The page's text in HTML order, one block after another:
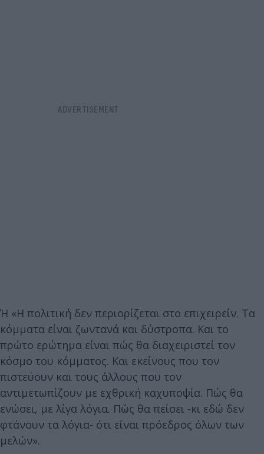
Ή «Η πολιτική δεν περιορίζεται στο επιχειρείν. Τα
κόμματα είναι ζωντανά και δύστροπα. Και το
πρώτο ερώτημα είναι πώς θα διαχειριστεί τον
κόσμο του κόμματος. Και εκείνους που τον
πιστεύουν και τους άλλους που τον
αντιμετωπίζουν με εχθρική καχυποψία. Πώς θα
ενώσει, με λίγα λόγια. Πώς θα πείσει -κι εδώ δεν
φτάνουν τα λόγια- ότι είναι πρόεδρος όλων των
μελών».